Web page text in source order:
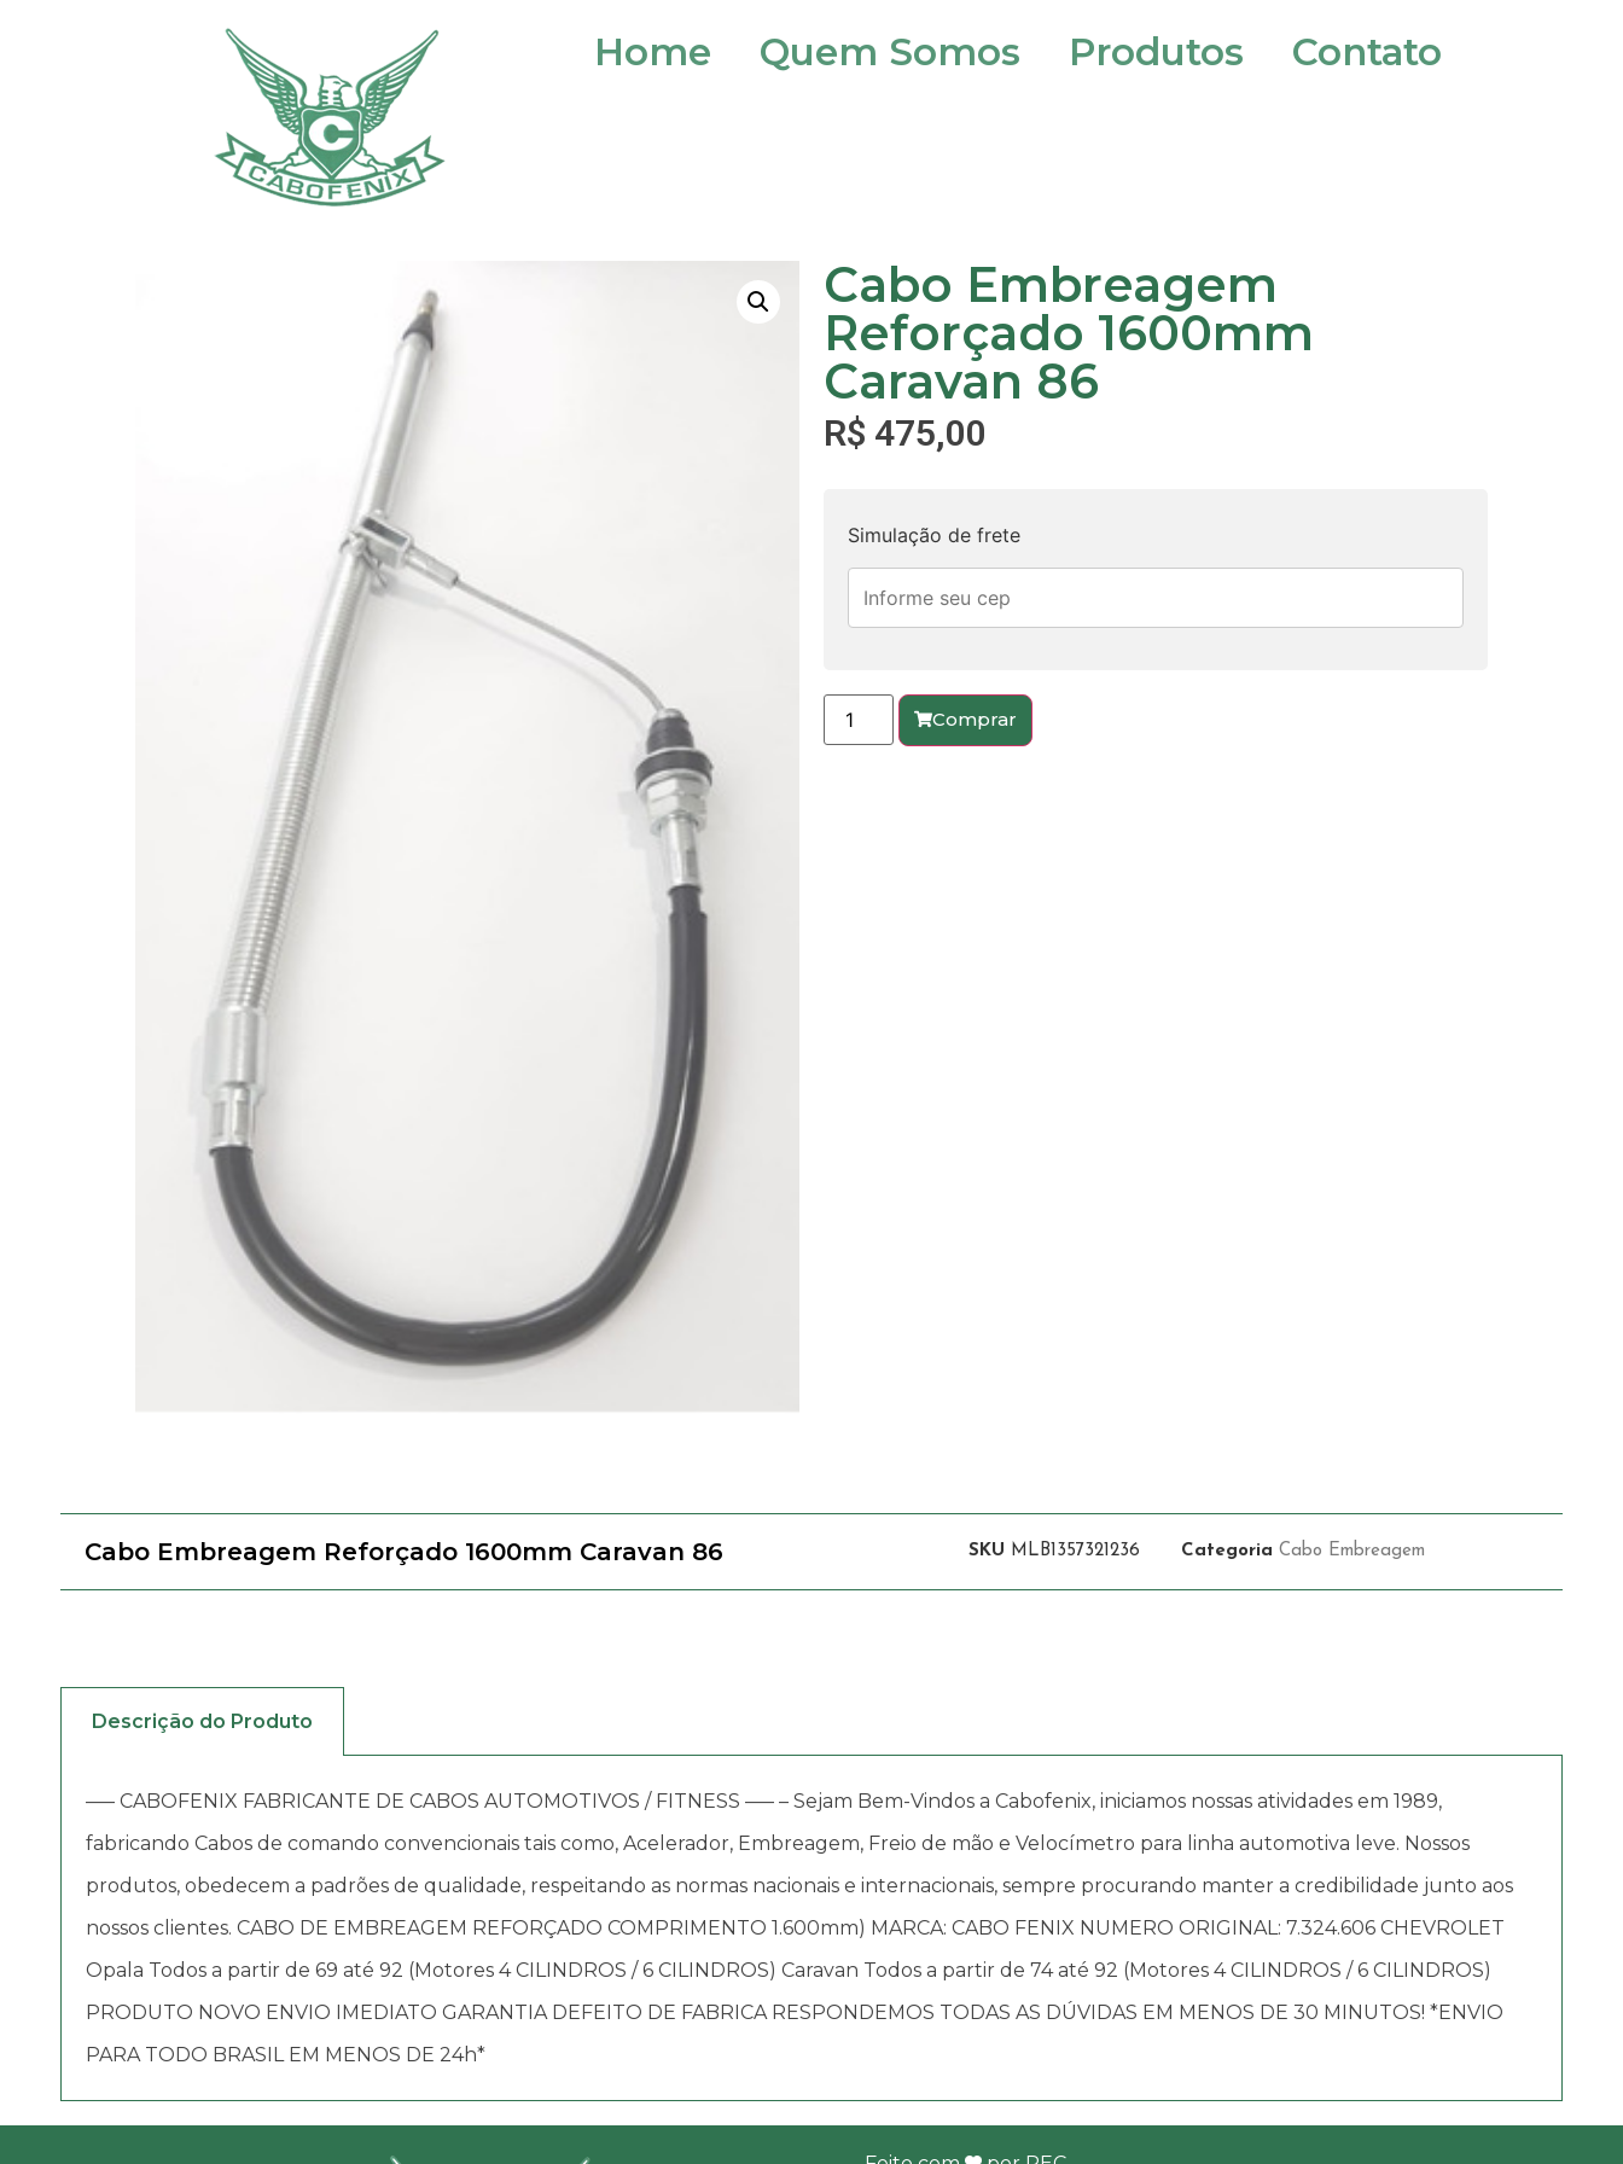
Home Quem Somos Produtos Contato
Cabo Embreagem
Reforçado 1600mm
Caravan 86
R$ 475,00
Simulação de frete
Comprar
Cabo Embreagem Reforçado 1600mm Caravan 86 SKU MLB1357321236 Categoria Cabo Embreagem
Descrição do Produto
—– CABOFENIX FABRICANTE DE CABOS AUTOMOTIVOS / FITNESS —– – Sejam Bem-Vindos a Cabofenix, iniciamos nossas atividades em 1989,
fabricando Cabos de comando convencionais tais como, Acelerador, Embreagem, Freio de mão e Velocímetro para linha automotiva leve. Nossos
produtos, obedecem a padrões de qualidade, respeitando as normas nacionais e internacionais, sempre procurando manter a credibilidade junto aos
nossos clientes. CABO DE EMBREAGEM REFORÇADO COMPRIMENTO 1.600mm) MARCA: CABO FENIX NUMERO ORIGINAL: 7.324.606 CHEVROLET
Opala Todos a partir de 69 até 92 (Motores 4 CILINDROS / 6 CILINDROS) Caravan Todos a partir de 74 até 92 (Motores 4 CILINDROS / 6 CILINDROS)
PRODUTO NOVO ENVIO IMEDIATO GARANTIA DEFEITO DE FABRICA RESPONDEMOS TODAS AS DÚVIDAS EM MENOS DE 30 MINUTOS! *ENVIO
PARA TODO BRASIL EM MENOS DE 24h*